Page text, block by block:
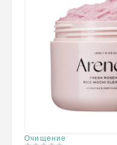
Очищение